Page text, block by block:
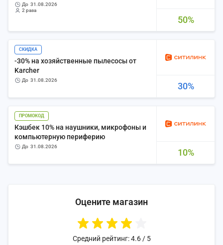
50%
до 31.08.2026
2 раза
30%
СКИДКА
-30% на хозяйственные пылесосы от
Karcher
до 31.08.2026
10%
ПРОМОКОД
Кэшбек 10% на наушники, микрофоны и
компьютерную периферию
до 31.08.2026
Оцените магазин
Средний рейтинг: 4.6 / 5